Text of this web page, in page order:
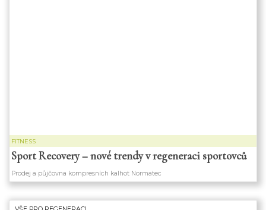
FITNESS
Sport Recovery – nové trendy v regeneraci sportovců
Prodej a půjčovna kompresních kalhot Normatec